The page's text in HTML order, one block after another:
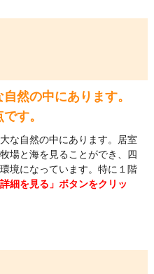
然の中にあります。
す。
な自然の中にあります。居室
場と海を見ることができ、四
境になっています。特に１階
細を見る」ボタンをクリッ